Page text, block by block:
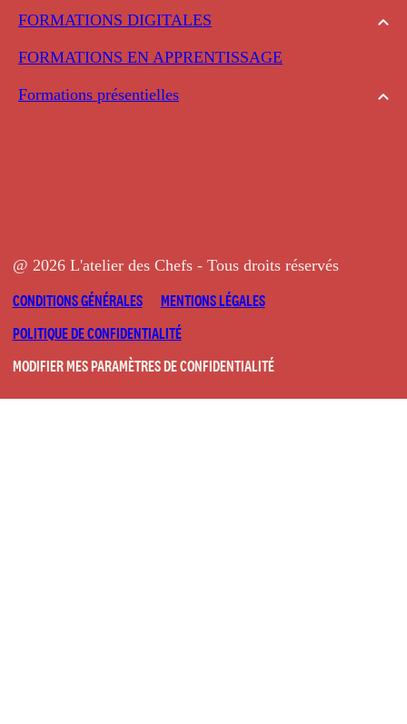
FORMATIONS DIGITALES
FORMATIONS EN APPRENTISSAGE
Formations présentielles
@ 2026 L'atelier des Chefs - Tous droits réservés
CONDITIONS GÉNÉRALES
MENTIONS LÉGALES
POLITIQUE DE CONFIDENTIALITÉ
MODIFIER MES PARAMÈTRES DE CONFIDENTIALITÉ